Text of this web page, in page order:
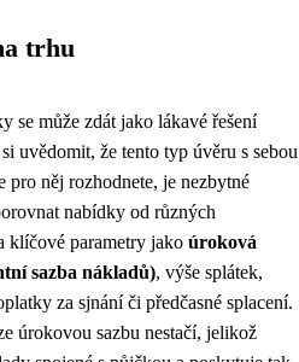
trhu
se může zdát jako lákavé řešení
uvědomit, že tento typ úvěru s sebou
pro něj rozhodnete, je nezbytné
nabídky od různých
klíčové parametry jako úroková
sazba nákladů), výše splátek,
za sjnání či předčasné splacení.
úrokovou sazbu nestačí, jelikož